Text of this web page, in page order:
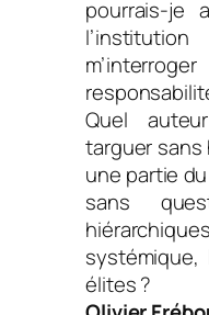
pourrais-je
Quel
targuer sans
une partie
sans
systémique,
élites ?